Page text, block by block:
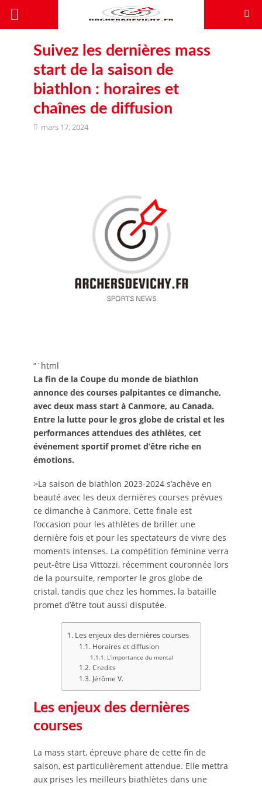
Suivez les dernières mass
start de la saison de
biathlon : horaires et
chaînes de diffusion
mars 17, 2024
“`html
La fin de la Coupe du monde de biathlon
annonce des courses palpitantes ce dimanche,
avec deux mass start à Canmore, au Canada.
Entre la lutte pour le gros globe de cristal et les
performances attendues des athlètes, cet
événement sportif promet d’être riche en
émotions.
>La saison de biathlon 2023-2024 s’achève en
beauté avec les deux dernières courses prévues
ce dimanche à Canmore. Cette finale est
l’occasion pour les athlètes de briller une
dernière fois et pour les spectateurs de vivre des
moments intenses. La compétition féminine verra
peut-être Lisa Vittozzi, récemment couronnée lors
de la poursuite, remporter le gros globe de
cristal, tandis que chez les hommes, la bataille
promet d’être tout aussi disputée.
Les enjeux des dernières courses
Horaires et diffusion
L’importance du mental
Credits
Jérôme V.
Les enjeux des dernières
courses
La mass start, épreuve phare de cette fin de
saison, est particulièrement attendue. Elle mettra
aux prises les meilleurs biathlètes dans une